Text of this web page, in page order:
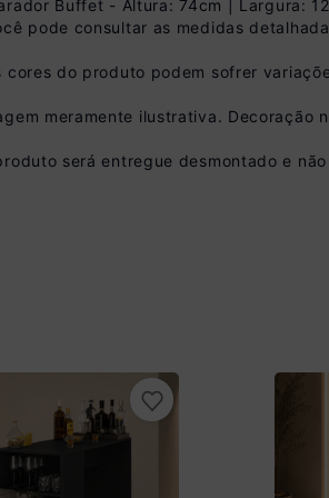
Pix
R$ 566,99 à vista
(10% de desconto)
Buffet - Altura: 74cm | Largura:
pode consultar as medidas
cores do produto podem sofrer
meramente ilustrativa. Decoração
será entregue desmontado e